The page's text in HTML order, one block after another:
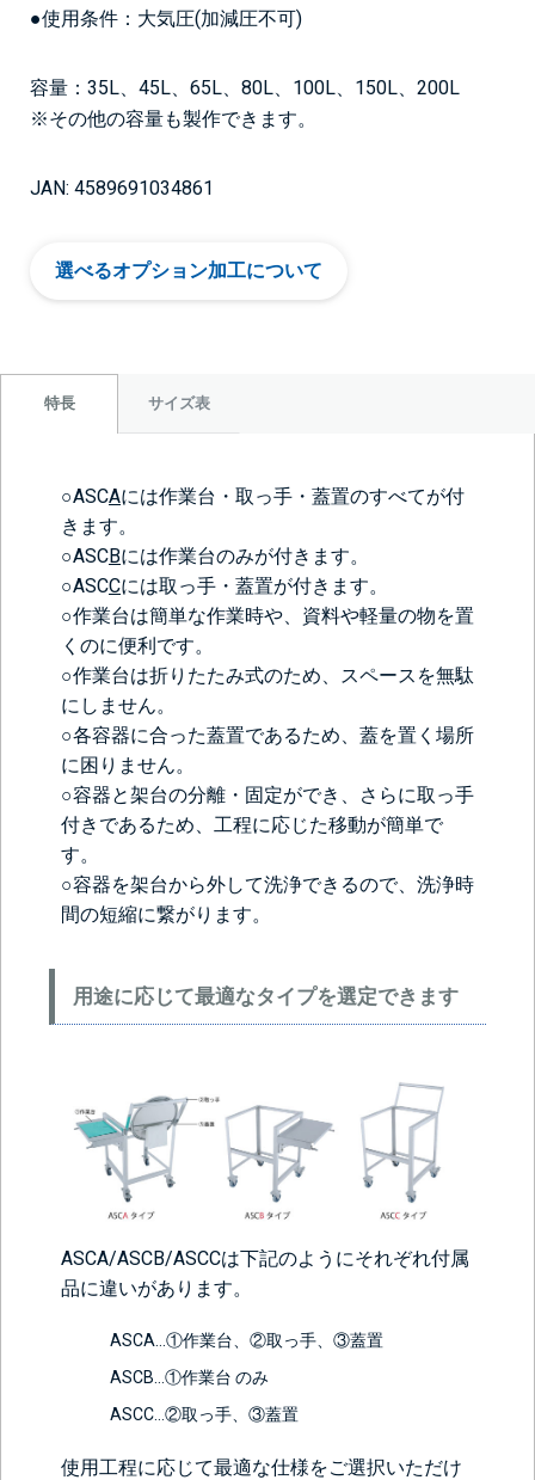
●使用条件：大気圧(加減圧不可)
容量：35L、45L、65L、80L、100L、150L、200L
※その他の容量も製作できます。
JAN: 4589691034861
選べるオプション加工について
特長 サイズ表
○ASCAには作業台・取っ手・蓋置のすべてが付
きます。
○ASCBには作業台のみが付きます。
○ASCCには取っ手・蓋置が付きます。
○作業台は簡単な作業時や、資料や軽量の物を置
くのに便利です。
○作業台は折りたたみ式のため、スペースを無駄
にしません。
○各容器に合った蓋置であるため、蓋を置く場所
に困りません。
○容器と架台の分離・固定ができ、さらに取っ手
付きであるため、工程に応じた移動が簡単で
す。
○容器を架台から外して洗浄できるので、洗浄時
間の短縮に繋がります。
用途に応じて最適なタイプを選定できます
ASCA/ASCB/ASCCは下記のようにそれぞれ付属
品に違いがあります。
ASCA…①作業台、②取っ手、③蓋置
ASCB…①作業台 のみ
ASCC…②取っ手、③蓋置
使用工程に応じて最適な仕様をご選択いただけ